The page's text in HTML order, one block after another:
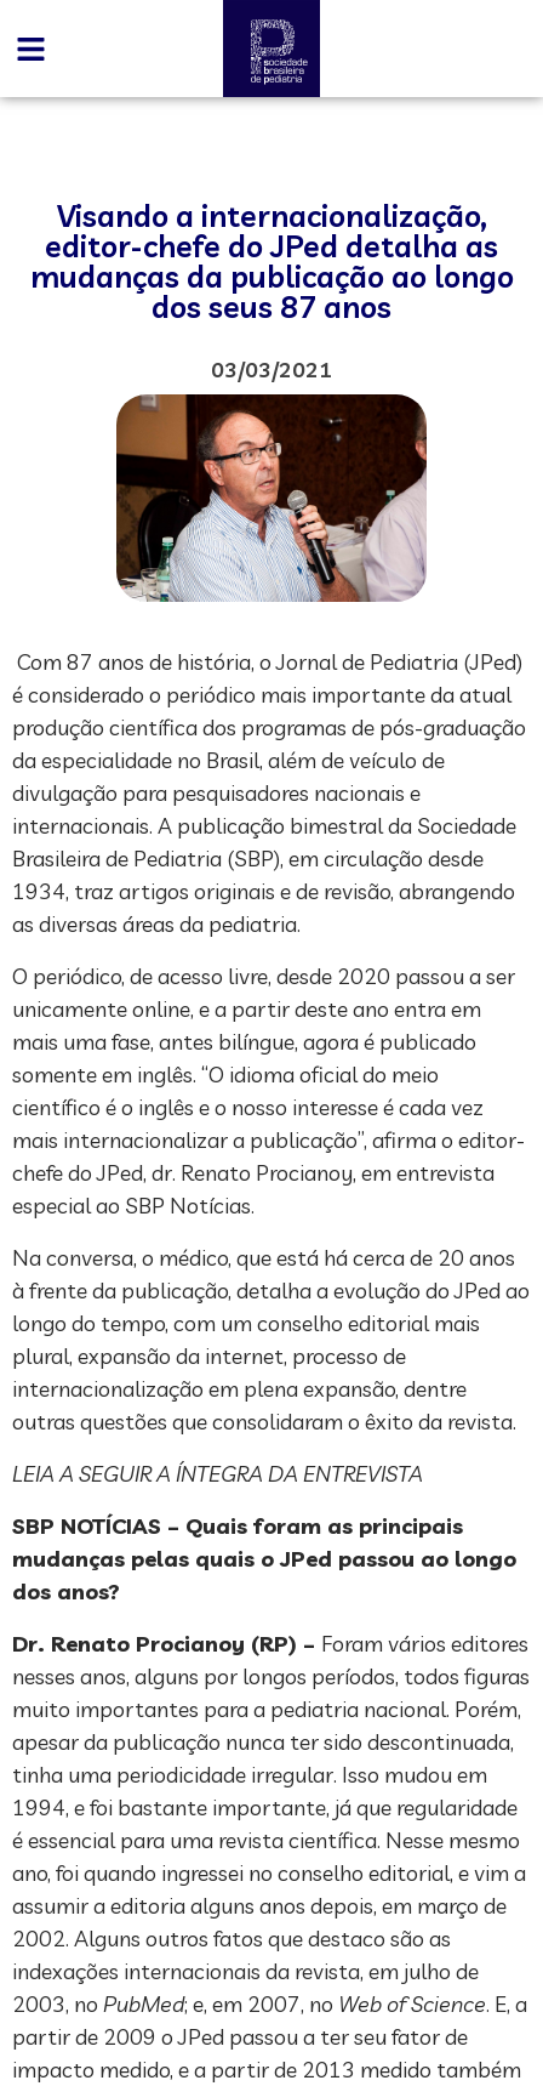
Visando a internacionalização,
editor-chefe do JPed detalha as
mudanças da publicação ao longo
dos seus 87 anos
03/03/2021
Com 87 anos de história, o Jornal de Pediatria (JPed)
é considerado o periódico mais importante da atual
produção científica dos programas de pós-graduação
da especialidade no Brasil, além de veículo de
divulgação para pesquisadores nacionais e
internacionais. A publicação bimestral da Sociedade
Brasileira de Pediatria (SBP), em circulação desde
1934, traz artigos originais e de revisão, abrangendo
as diversas áreas da pediatria.
O periódico, de acesso livre, desde 2020 passou a ser
unicamente online, e a partir deste ano entra em
mais uma fase, antes bilíngue, agora é publicado
somente em inglês. “O idioma oficial do meio
científico é o inglês e o nosso interesse é cada vez
mais internacionalizar a publicação”, afirma o editor-
chefe do JPed, dr. Renato Procianoy, em entrevista
especial ao SBP Notícias.
Na conversa, o médico, que está há cerca de 20 anos
à frente da publicação, detalha a evolução do JPed ao
longo do tempo, com um conselho editorial mais
plural, expansão da internet, processo de
internacionalização em plena expansão, dentre
outras questões que consolidaram o êxito da revista.
LEIA A SEGUIR A ÍNTEGRA DA ENTREVISTA
SBP NOTÍCIAS – Quais foram as principais
mudanças pelas quais o JPed passou ao longo
dos anos?
Dr. Renato Procianoy (RP) – Foram vários editores
nesses anos, alguns por longos períodos, todos figuras
muito importantes para a pediatria nacional. Porém,
apesar da publicação nunca ter sido descontinuada,
tinha uma periodicidade irregular. Isso mudou em
1994, e foi bastante importante, já que regularidade
é essencial para uma revista científica. Nesse mesmo
ano, foi quando ingressei no conselho editorial, e vim a
assumir a editoria alguns anos depois, em março de
2002. Alguns outros fatos que destaco são as
indexações internacionais da revista, em julho de
2003, no PubMed; e, em 2007, no Web of Science. E, a
partir de 2009 o JPed passou a ter seu fator de
impacto medido, e a partir de 2013 medido também